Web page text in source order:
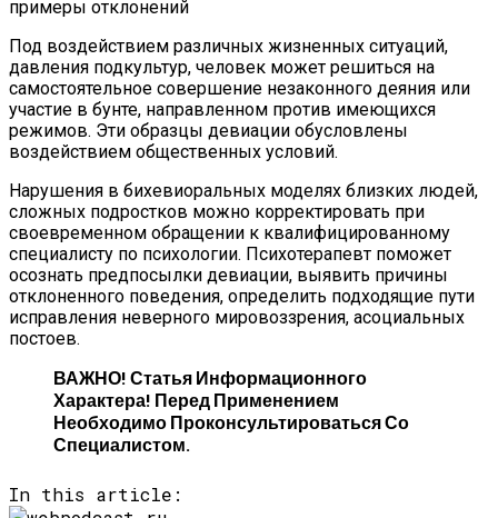
Под воздействием различных жизненных ситуаций,
давления подкультур, человек может решиться на
самостоятельное совершение незаконного деяния или
участие в бунте, направленном против имеющихся
режимов. Эти образцы девиации обусловлены
воздействием общественных условий.
Нарушения в бихевиоральных моделях близких людей,
сложных подростков можно корректировать при
своевременном обращении к квалифицированному
специалисту по психологии. Психотерапевт поможет
осознать предпосылки девиации, выявить причины
отклоненного поведения, определить подходящие пути
исправления неверного мировоззрения, асоциальных
постоев.
ВАЖНО! Статья Информационного
Характера! Перед Применением
Необходимо Проконсультироваться Со
Специалистом.
In this article: